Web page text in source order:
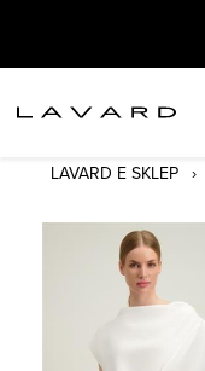
LAVARD E SKLEP